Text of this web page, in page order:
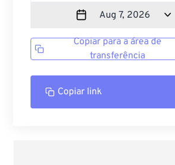
Copiar para a área de
transferência
Copiar link